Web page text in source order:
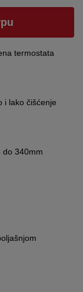
termostata
i lako čišćenje
do 340mm